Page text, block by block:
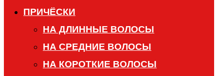
ПРИЧЁСКИ
НА ДЛИННЫЕ ВОЛОСЫ
НА СРЕДНИЕ ВОЛОСЫ
НА КОРОТКИЕ ВОЛОСЫ